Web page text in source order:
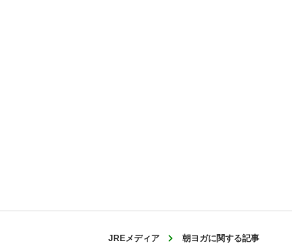
JREメディア 朝ヨガに関する記事